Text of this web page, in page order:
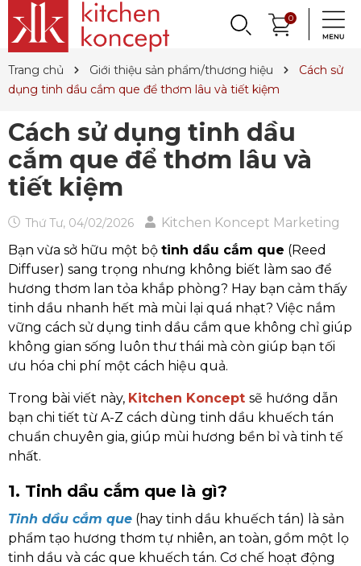
0
SALE TIN TỨC
QUAY LẠI NỒI, CHẢO
Nồi
Nồi Áp Suất
Wok
Khay Gang, Lò Nướng
Phụ Kiện Gang
QUAY LẠI DAO, KÉO
Dao
Dao Nhật
Kéo
QUAY LẠI
PHỤ KIỆN & TRANG
TRÍ BÀN ĂN
Tô, Chén, Dĩa
Trang Trí Bàn Ăn
Hũ Đựng Gia Vị
Khăn Bàn Ăn
QUAY LẠI PHỤ KIỆN BẾP
Dụng Cụ Nhà Bếp
Lót Nồi & Tay Cầm
Dụng Cụ Làm Kem
QUAY LẠI
DỤNG CỤ LÀM BÁNH
& MÌ Ý
Dụng Cụ Làm Pasta
Khay Nướng Bánh
QUAY LẠI
LY, BÌNH NƯỚC,
DECANTER
Ly Pha Lê
Ly Thủy Tinh
Bình Nước
QUAY LẠI PHỤ KIỆN RƯỢU
Đầu Rót
Bình Giữ Mát
Thiết Bị Sục Oxy
Máy Chiết Rượu
Dụng Cụ Pha Chế
Khui Rượu, Nút Chai
QUAY LẠI DANH MỤC KHÁC
Sản Phẩm Cho Bé
Tinh Dầu
Dung Dịch Sát Khuẩn
Bình, Ly & Hũ Giữ Nhiệt
Bình Trà
Trang chủ Giới thiệu sản phẩm/thương hiệu
Cách sử
dụng tinh dầu cắm que để thơm lâu và tiết kiệm
Cách sử dụng tinh dầu
cắm que để thơm lâu và
tiết kiệm
Thứ Tư, 04/02/2026
Kitchen Koncept Marketing
Bạn vừa sở hữu một bộ tinh dầu cắm que (Reed
Diffuser) sang trọng nhưng không biết làm sao để
hương thơm lan tỏa khắp phòng? Hay bạn cảm thấy
tinh dầu nhanh hết mà mùi lại quá nhạt? Việc nắm
vững cách sử dụng tinh dầu cắm que không chỉ giúp
không gian sống luôn thư thái mà còn giúp bạn tối
ưu hóa chi phí một cách hiệu quả.
Trong bài viết này, Kitchen Koncept sẽ hướng dẫn
bạn chi tiết từ A-Z cách dùng tinh dầu khuếch tán
chuẩn chuyên gia, giúp mùi hương bền bỉ và tinh tế
nhất.
1. Tinh dầu cắm que là gì?
Tinh dầu cắm que (hay tinh dầu khuếch tán) là sản
phẩm tạo hương thơm tự nhiên, an toàn, gồm một lọ
tinh dầu và các que khuếch tán. Cơ chế hoạt động